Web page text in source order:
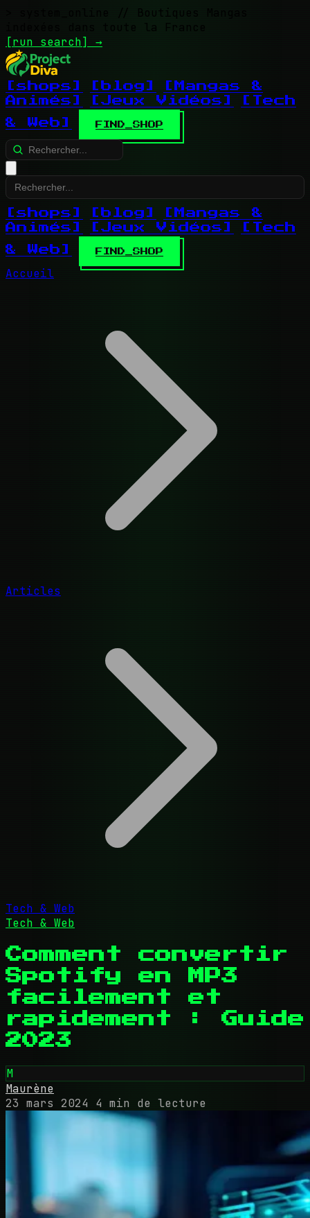
// Boutiques Mangas
indexées dans toute la France
[run search] →
[shops] [blog]
[Mangas &
Animés]
[Jeux Vidéos]
[Tech
& Web]
FIND_SHOP
[shops] [blog]
[Mangas &
Animés]
[Jeux Vidéos]
[Tech
& Web]
FIND_SHOP
Accueil
Articles
Tech & Web
Tech & Web
Comment convertir
Spotify en MP3
facilement et
rapidement : Guide
2023
M
Maurène
23 mars 2024 4 min de lecture